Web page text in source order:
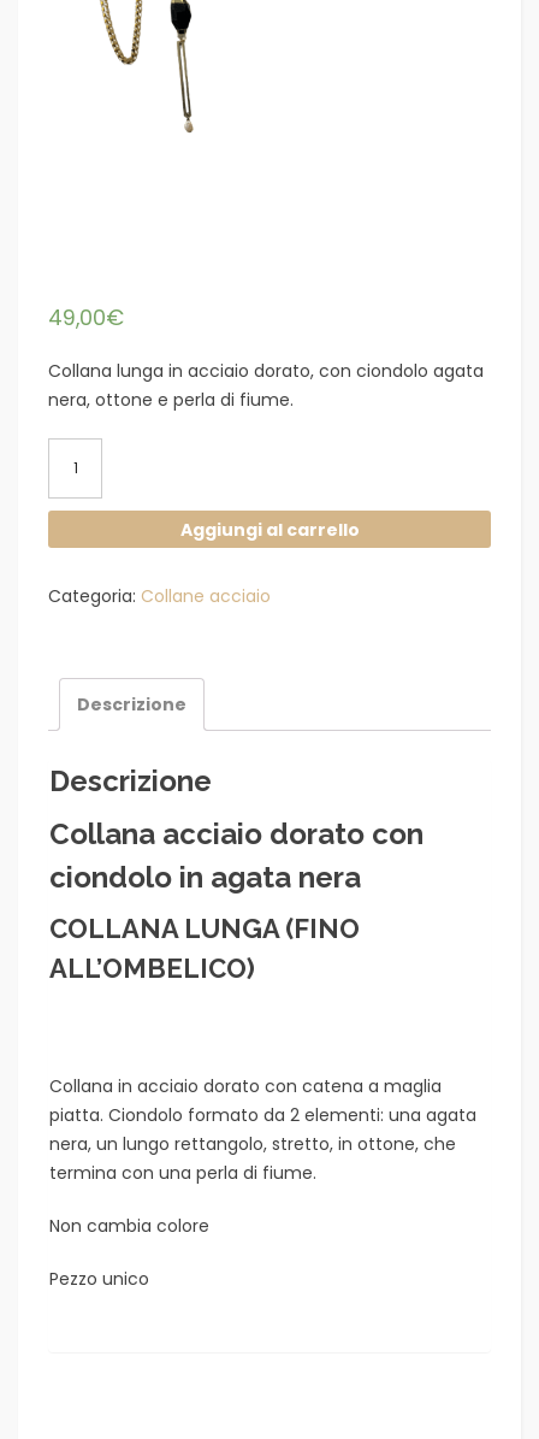
49,00€
Collana lunga in acciaio dorato, con ciondolo agata
nera, ottone e perla di fiume.
dorato
ciondolo
nera
Aggiungi al carrello
Categoria: Collane acciaio
Descrizione
Descrizione
Collana acciaio dorato con
ciondolo in agata nera
COLLANA LUNGA (FINO
ALL’OMBELICO)
Collana in acciaio dorato con catena a maglia
piatta. Ciondolo formato da 2 elementi: una agata
nera, un lungo rettangolo, stretto, in ottone, che
termina con una perla di fiume.
Non cambia colore
Pezzo unico